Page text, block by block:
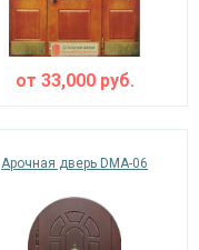
от 33,000руб.
Арочная дверь DMA-06